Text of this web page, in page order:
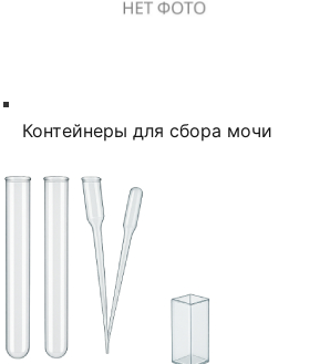
Контейнеры для сбора мочи